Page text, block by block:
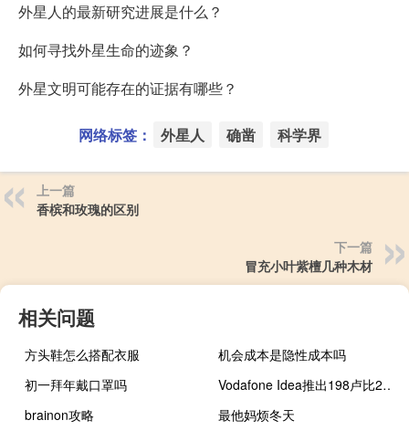
外星人的最新研究进展是什么？
如何寻找外星生命的迹象？
外星文明可能存在的证据有哪些？
网络标签： 外星人 确凿 科学界
上一篇
香槟和玫瑰的区别
下一篇
冒充小叶紫檀几种木材
相关问题
方头鞋怎么搭配衣服
机会成本是隐性成本吗
初一拜年戴口罩吗
Vodafone Idea推出198卢比204卢比充值计划
brainon攻略
最他妈烦冬天